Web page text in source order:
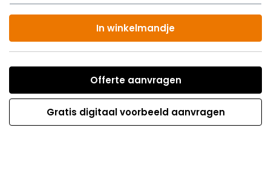
In winkelmandje
Offerte aanvragen
Gratis digitaal voorbeeld aanvragen